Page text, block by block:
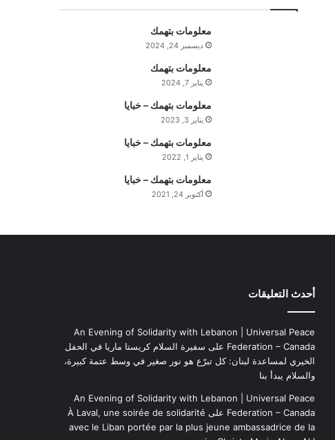
ا
معلومات بتهمك
ديسمبر 24, 2024
معلومات بتهمك
يناير 7, 2024
معلومات بتهمك – خبايا
يناير 3, 2023
معلومات بتهمك – خبايا
يناير 1, 2022
معلومات بتهمك – خبايا
أكتوبر 24, 2021
أحدث التعليقات
An Evening of Solidarity with Lebanon | Universal Peace
Federation – Canada على سفيرة السلام كريستا ماريا في الحفل
الخيري لمساعدة لبنان: كل تبرّع هو نور صغير في وسط عتمة كبيرة،
والسلام يبدأ بنا
An Evening of Solidarity with Lebanon | Universal Peace
Federation – Canada على À Laval, une soirée de solidarité
avec le Liban portée par la plus jeune ambassadrice de la